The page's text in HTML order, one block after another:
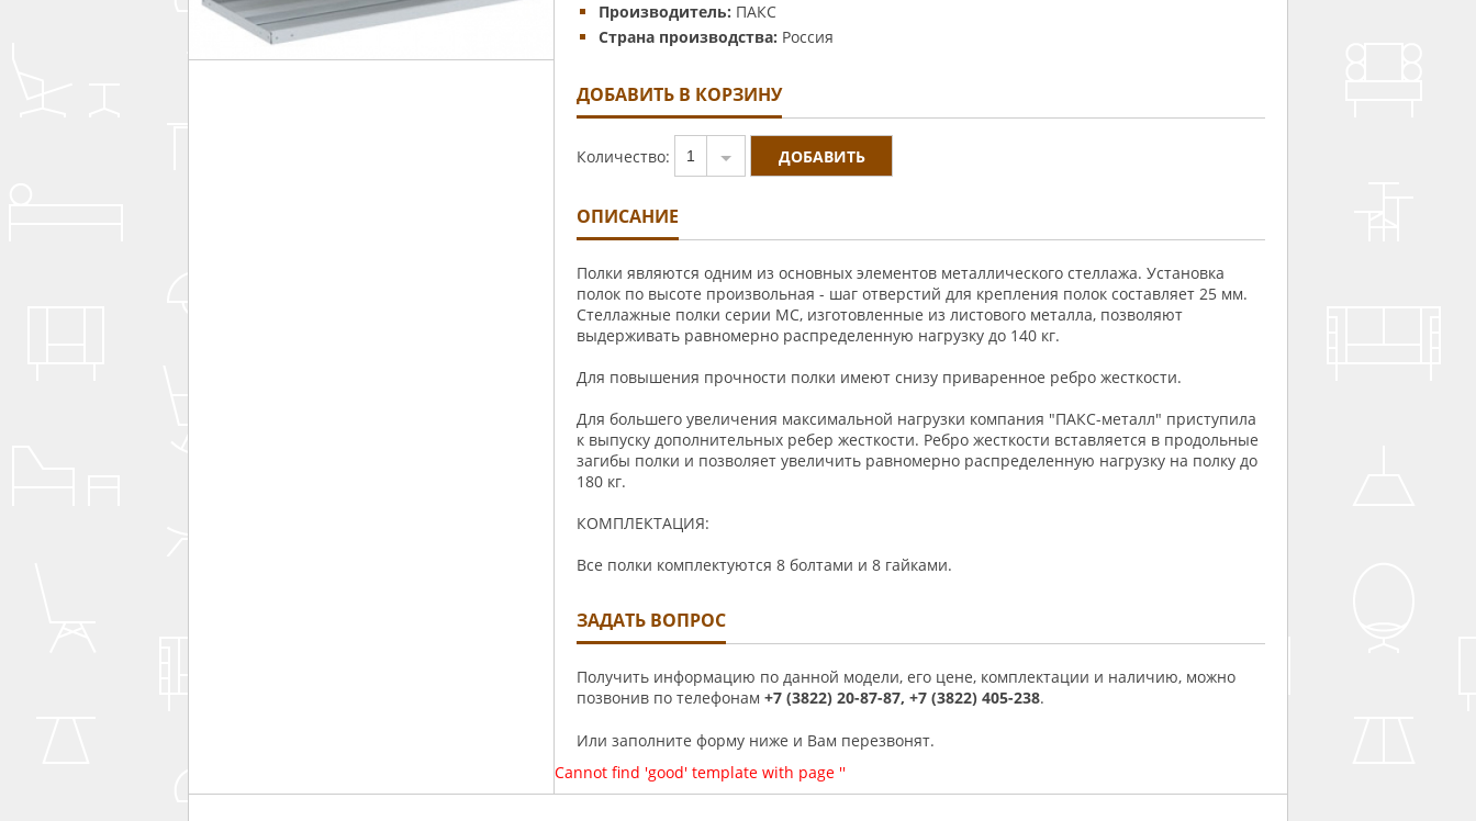
Производитель: ПАКС
Страна производства: Россия
ДОБАВИТЬ В КОРЗИНУ
Количество: 1
ОПИСАНИЕ
Полки являются одним из основных элементов металлического стеллажа. Установка
полок по высоте произвольная - шаг отверстий для крепления полок составляет 25 мм.
Стеллажные полки серии МС, изготовленные из листового металла, позволяют
выдерживать равномерно распределенную нагрузку до 140 кг.
Для повышения прочности полки имеют снизу приваренное ребро жесткости.
Для большего увеличения максимальной нагрузки компания "ПАКС-металл" приступила
к выпуску дополнительных ребер жесткости. Ребро жесткости вставляется в продольные
загибы полки и позволяет увеличить равномерно распределенную нагрузку на полку до
180 кг.
КОМПЛЕКТАЦИЯ:
Все полки комплектуются 8 болтами и 8 гайками.
ЗАДАТЬ ВОПРОС
Получить информацию по данной модели, его цене, комплектации и наличию, можно
позвонив по телефонам +7 (3822) 20-87-87, +7 (3822) 405-238.
Или заполните форму ниже и Вам перезвонят.
Cannot find 'good' template with page ''